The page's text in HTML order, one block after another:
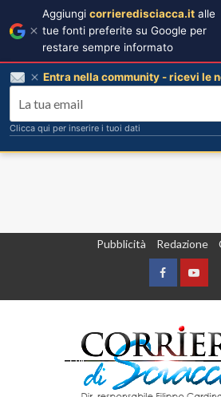
Pubblicità Redazione
Facebook
Aggiungi corrieredisciacca.it alle
tue fonti preferite su Google per
restare sempre informato
Entra nella community - ricevi le
Clicca qui per inserire i tuoi dati